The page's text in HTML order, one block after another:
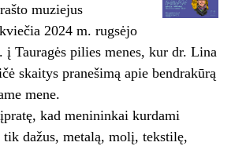
muziejus
2024 m. rugsėjo
į Tauragės pilies menes, kur dr. Lina
skaitys pranešimą apie bendrakūrą
mene.
įpratę, kad menininkai kurdami
tik dažus, metalą, molį, tekstilę,